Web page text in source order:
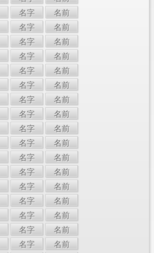
名字 名前
名字 名前
名字 名前
名字 名前
名字 名前
名字 名前
名字 名前
名字 名前
名字 名前
名字 名前
名字 名前
名字 名前
名字 名前
名字 名前
名字 名前
名字 名前
名字 名前